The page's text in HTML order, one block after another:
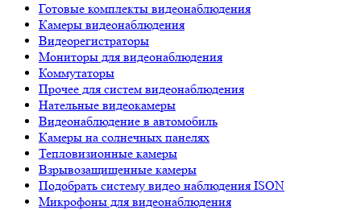
Готовые комплекты видеонаблюдения
Камеры видеонаблюдения
Видеорегистраторы
Мониторы для видеонаблюдения
Коммутаторы
Прочее для систем видеонаблюдения
Нательные видеокамеры
Видеонаблюдение в автомобиль
Камеры на солнечных панелях
Тепловизионные камеры
Взрывозащищенные камеры
Подобрать систему видео наблюдения ISON
Микрофоны для видеонаблюдения